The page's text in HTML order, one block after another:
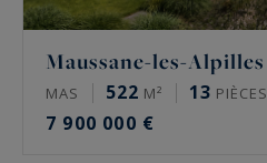
Maussane-les-Alpilles
MAS 522 M² 13 PIÈCES
7 900 000 €